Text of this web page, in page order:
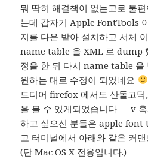
뭐 딱히 해결책이 없는고로 불
는데 갑자기 Apple FontTools
지를 다운 받아 설치하고 서체
name table 을 XML 로 dump
정을 한 뒤 다시 name table 을
원하는 대로 수정이 되었네요
드디어 firefox 에서도 산돌고딕
을 볼 수 있게되었습니다 -_-v
하고 싶으신 분들은 apple font
고 터미널에서 아래와 같은 커
(단 Mac OS X 전용입니다.)